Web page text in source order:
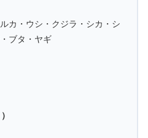
カ・ウシ・クジラ・シカ・シ
ブタ・ヤギ